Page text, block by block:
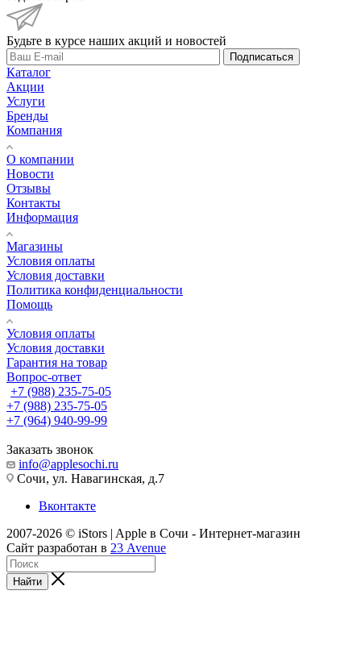
Будьте в курсе наших акций и новостей
Подписаться
Каталог
Акции
Услуги
Бренды
Компания
О компании
Новости
Отзывы
Контакты
Информация
Магазины
Условия оплаты
Условия доставки
Политика конфиденциальности
Помощь
Условия оплаты
Условия доставки
Гарантия на товар
Вопрос-ответ
+7 (988) 235-75-05
+7 (988) 235-75-05
+7 (964) 940-99-99
Заказать звонок
info@applesochi.ru
Сочи, ул. Навагинская, д.7
Вконтакте
2007-2026 © iStors | Apple в Сочи - Интернет-магазин
Сайт разработан в 23 Avenue
Найти